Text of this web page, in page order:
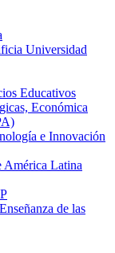
Universidad
Educativos
Económica
e Innovación
América Latina
de las